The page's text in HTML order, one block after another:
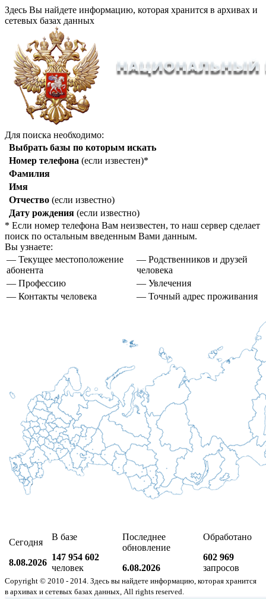
Здесь Вы найдете информацию, которая хранится в архивах и
сетевых базах данных
Для поиска необходимо:
Выбрать базы по которым искать
Номер телефона (если известен)*
Фамилия
Имя
Отчество (если известно)
Дату рождения (если известно)
* Если номер телефона Вам неизвестен, то наш сервер сделает
поиск по остальным введенным Вами данным.
Вы узнаете:
— Текущее местоположение
абонента
— Родственников и друзей
человека
— Профессию
— Увлечения
— Контакты человека
— Точный адрес проживания
Сегодня
8.08.2026
В базе
147 954 602
человек
Последнее
обновление
6.08.2026
Обработано
602 969
запросов
Copyright © 2010 - 2014. Здесь вы найдете информацию, которая хранится
в архивах и сетевых базах данных, All rights reserved.